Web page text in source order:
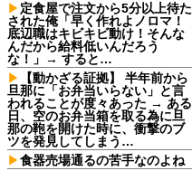
定食屋で注文から5分以上待た
された俺「早く作れよノロマ！
底辺職はキビキビ動け！そんな
んだから給料低いんだろう
な！」→ すると…
【動かざる証拠】 半年前から
旦那に「お弁当いらない」と言
われることが度々あった → ある
日、空のお弁当箱を取る為に旦
那の鞄を開けた時に、衝撃のブ
ツを発見してしまう…
食器売場通るの苦手なのよね